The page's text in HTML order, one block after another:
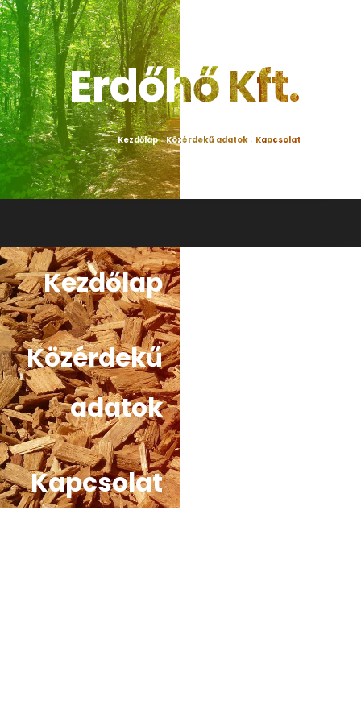
Erdőhő Kft.
Kezdőlap⋅Közérdekű adatok ⋅ Kapcsolat
Kezdőlap
Közérdekű
adatok
Kapcsolat